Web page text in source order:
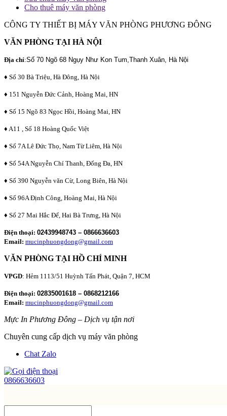
Cho thuê máy văn phòng
CÔNG TY THIẾT BỊ MÁY VĂN PHÒNG PHƯƠNG ĐÔNG
VĂN PHÒNG TẠI HÀ NỘI
Địa chỉ:Số 70 Ngõ 68 Ngụy Như Kon Tum,Thanh Xuân, Hà Nội
♦ Số 30 Bà Triệu, Hà Đông, Hà Nội
♦ 151 Nguyễn Đức Cảnh, Hoàng Mai, HN
♦ Số 15 Ngõ 83 Ngọc Hồi, Hoàng Mai, HN
♦ A11 , Số 18 Hoàng Quốc Việt
♦ Số 7A Lê Đức Thọ, Nam Từ Liêm, Hà Nội
♦ Số 54A Nguyễn Chí Thanh, Đống Đa, HN
♦ Số 390 Nguyễn văn Cừ, Long Biên, Hà Nội
♦ Số 96A Định Công, Hoàng Mai, Hà Nội
♦ Số 27 Mai Hắc Đế, Hai Bà Trưng, Hà Nội
Điện thoại: 02439948743 – 0866636603
Email: mucinphuongdong@gmail.com
VĂN PHÒNG TẠI HỒ CHÍ MINH
VPGD: Hẻm 1113/51 Huỳnh Tấn Phát, Quận 7, HCM
Điện thoại: 02835001618 – 0868212166
Email: mucinphuongdong@gmail.com
Mực In Phương Đông – Dịch vụ tận nơi
Chuyên cung cấp dịch vụ máy văn phòng
Chat Zalo
0866636603